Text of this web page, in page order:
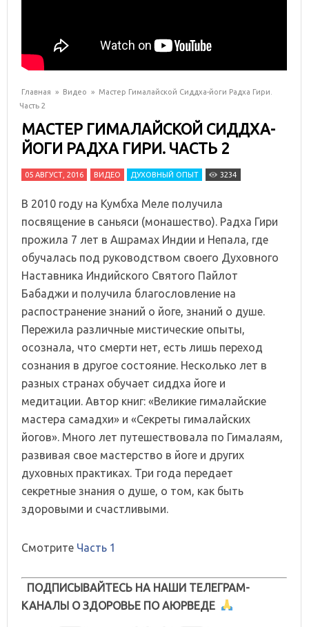
Главная » Видео » Мастер Гималайской Сиддха-йоги Радха Гири.
Часть 2
МАСТЕР ГИМАЛАЙСКОЙ СИДДХА-
ЙОГИ РАДХА ГИРИ. ЧАСТЬ 2
05 АВГУСТ, 2016 ВИДЕО ДУХОВНЫЙ ОПЫТ 3234
В 2010 году на Кумбха Меле получила
посвящение в саньяси (монашество). Радха Гири
прожила 7 лет в Ашрамах Индии и Непала, где
обучалась под руководством своего Духовного
Наставника Индийского Святого Пайлот
Бабаджи и получила благословление на
распостранение знаний о йоге, знаний о душе.
Пережила различные мистические опыты,
осознала, что смерти нет, есть лишь переход
сознания в другое состояние. Несколько лет в
разных странах обучает сиддха йоге и
медитации. Автор книг: «Великие гималайские
мастера самадхи» и «Секреты гималайских
йогов». Много лет путешествовала по Гималаям,
развивая свое мастерство в йоге и других
духовных практиках. Три года передает
секретные знания о душе, о том, как быть
здоровыми и счастливыми.
Смотрите Часть 1
ПОДПИСЫВАЙТЕСЬ НА НАШИ ТЕЛЕГРАМ-
КАНАЛЫ О ЗДОРОВЬЕ ПО АЮРВЕДЕ